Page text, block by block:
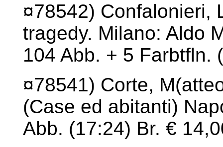
¤78542) Confalonieri,
tragedy. Milano: Aldo
104 Abb. + 5 Farbtfln.
¤78541) Corte,
(Case ed abitanti)
Abb. (17:24) Br. €